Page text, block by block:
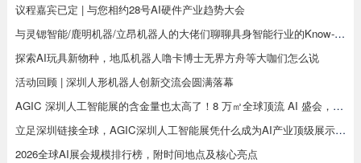
议程嘉宾已定 | 与您相约28号AI硬件产业趋势大会
与灵锶智能/鹿明机器/立昂机器人的大佬们聊聊具身智能行业的Know-how
探索AI玩具新物种，地瓜机器人噜卡博士无界方舟等大咖们怎么说
活动回顾 | 深圳人形机器人创新交流会圆满落幕
AGIC 深圳人工智能展的含金量也太高了！8 万㎡全球顶流 AI 盛会，8 月深圳见真章
立足深圳链接全球，AGIC深圳人工智能展凭什么成为AI产业顶级展示平台
2026全球AI展会规模排行榜，附时间地点及核心亮点